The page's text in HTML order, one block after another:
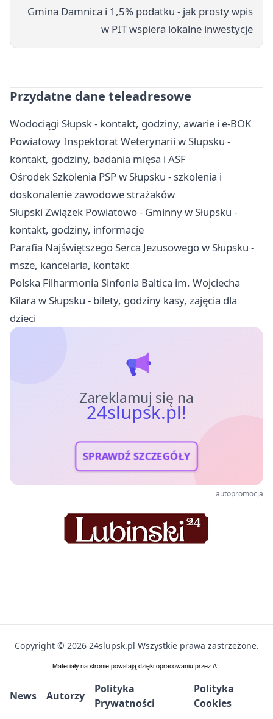
Gmina Damnica i 1,5% podatku - jak prosty wpis
w PIT wspiera lokalne inwestycje
Przydatne dane teleadresowe
Wodociągi Słupsk - kontakt, godziny, awarie i e-BOK
Powiatowy Inspektorat Weterynarii w Słupsku -
kontakt, godziny, badania mięsa i ASF
Ośrodek Szkolenia PSP w Słupsku - szkolenia i
doskonalenie zawodowe strażaków
Słupski Związek Powiatowo - Gminny w Słupsku -
kontakt, godziny, informacje
Parafia Najświętszego Serca Jezusowego w Słupsku -
msze, kancelaria, kontakt
Polska Filharmonia Sinfonia Baltica im. Wojciecha
Kilara w Słupsku - bilety, godziny kasy, zajęcia dla
dzieci
Zareklamuj się na
24slupsk.pl!
SPRAWDŹ SZCZEGÓŁY
autopromocja
Copyright © 2026 24slupsk.pl Wszystkie prawa zastrzeżone.
News Autorzy
Polityka
Prywatności
Polityka
Cookies